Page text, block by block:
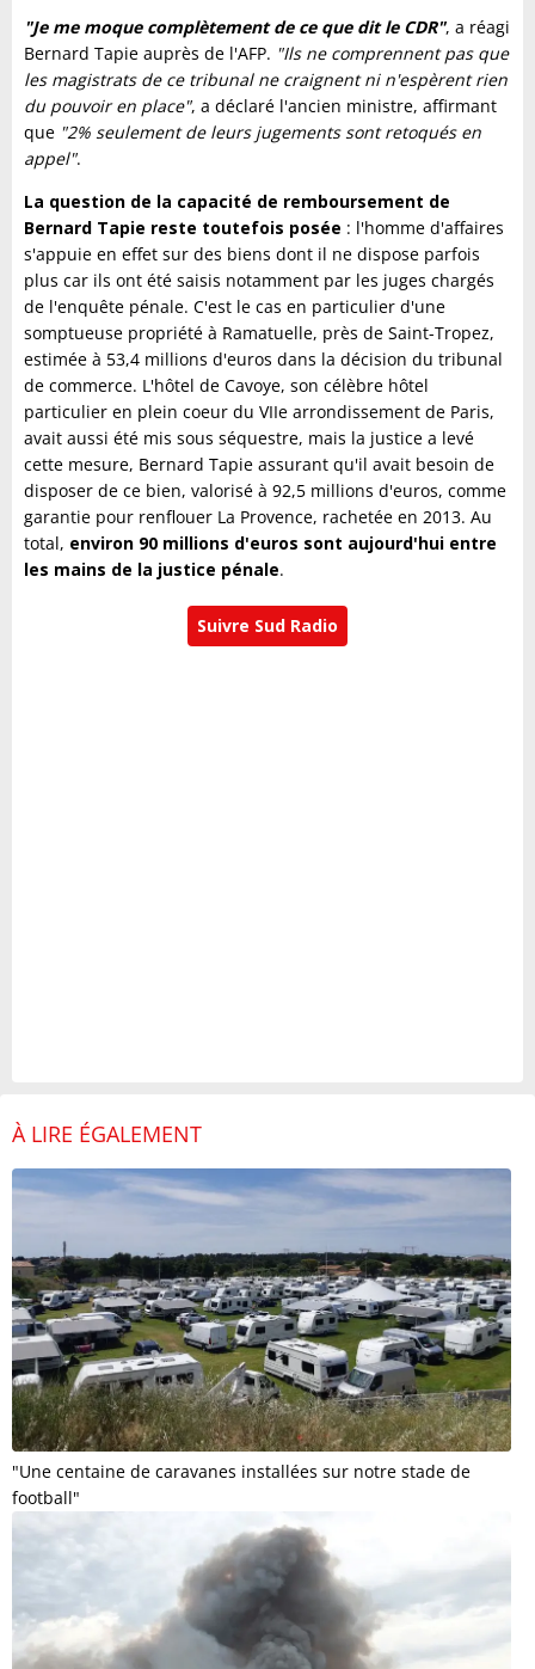
"Je me moque complètement de ce que dit le CDR", a réagi
Bernard Tapie auprès de l'AFP. "Ils ne comprennent pas que
les magistrats de ce tribunal ne craignent ni n'espèrent rien
du pouvoir en place", a déclaré l'ancien ministre, affirmant
que "2% seulement de leurs jugements sont retoqués en
appel".
La question de la capacité de remboursement de
Bernard Tapie reste toutefois posée : l'homme d'affaires
s'appuie en effet sur des biens dont il ne dispose parfois
plus car ils ont été saisis notamment par les juges chargés
de l'enquête pénale. C'est le cas en particulier d'une
somptueuse propriété à Ramatuelle, près de Saint-Tropez,
estimée à 53,4 millions d'euros dans la décision du tribunal
de commerce. L'hôtel de Cavoye, son célèbre hôtel
particulier en plein coeur du VIIe arrondissement de Paris,
avait aussi été mis sous séquestre, mais la justice a levé
cette mesure, Bernard Tapie assurant qu'il avait besoin de
disposer de ce bien, valorisé à 92,5 millions d'euros, comme
garantie pour renflouer La Provence, rachetée en 2013. Au
total, environ 90 millions d'euros sont aujourd'hui entre
les mains de la justice pénale.
Suivre Sud Radio
À LIRE ÉGALEMENT
"Une centaine de caravanes installées sur notre stade de
football"